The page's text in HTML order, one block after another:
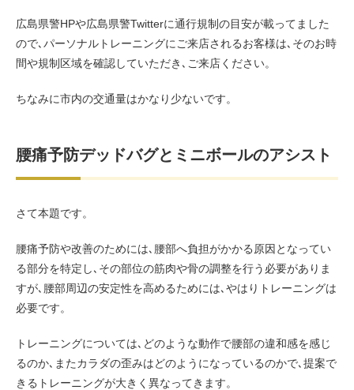
広島県警HPや広島県警Twitterに通行規制の目安が載ってました
ので､パーソナルトレーニングにご来店されるお客様は､そのお時
間や規制区域を確認していただき､ご来店ください。
ちなみに市内の交通量はかなり少ないです。
腰痛予防デッドバグとミニボールのアシスト
さて本題です。
腰痛予防や改善のためには､腰部へ負担がかかる原因となってい
る部分を特定し､その部位の筋肉や骨の調整を行う必要がありま
すが､腰部周辺の安定性を高めるためには､やはりトレーニングは
必要です。
トレーニングについては､どのような動作で腰部の違和感を感じ
るのか､またカラダの歪みはどのようになっているのかで､提案で
きるトレーニングが大きく異なってきます。